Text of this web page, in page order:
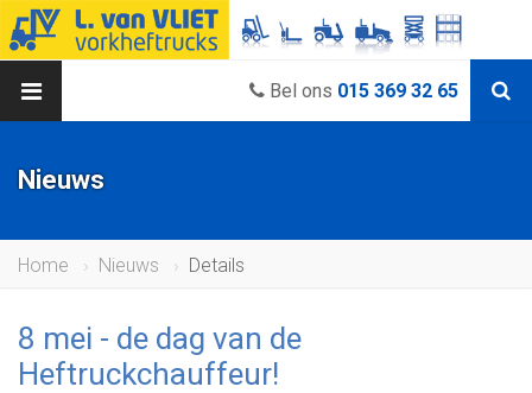
Bel ons 015 369 32 65
Nieuws
Home Nieuws Details
8 mei - de dag van de
Heftruckchauffeur!